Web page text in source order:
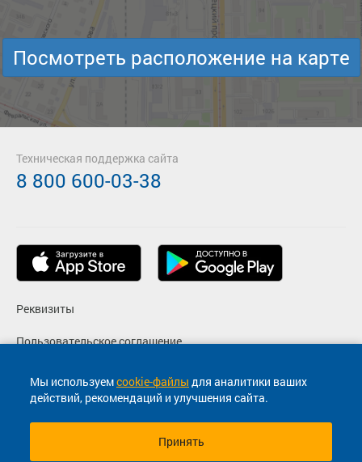
Мы используемcookie-файлы для аналитики ваших
действий, рекомендаций и улучшения сайта.
Принять
Посмотреть расположение на карте
Реквизиты
Пользовательское соглашение
Политика конфиденциальности
Согласие на маркетинговые сообщения
Техническая поддержка сайта
8 800 600-03-38
© 2013-2026, ООО "Капитал"- Онлайн сервис продажи